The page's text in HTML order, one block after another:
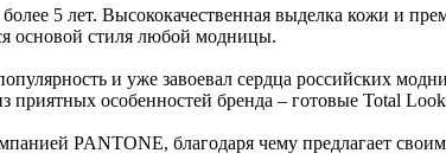
5 лет. Высококачественная выделка кожи и
основой стиля любой модницы.
и уже завоевал сердца российских
особенностей бренда – готовые Total
PANTONE, благодаря чему предлагает